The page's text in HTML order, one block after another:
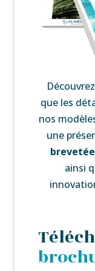
Découvrez
que les
nos
une
ainsi